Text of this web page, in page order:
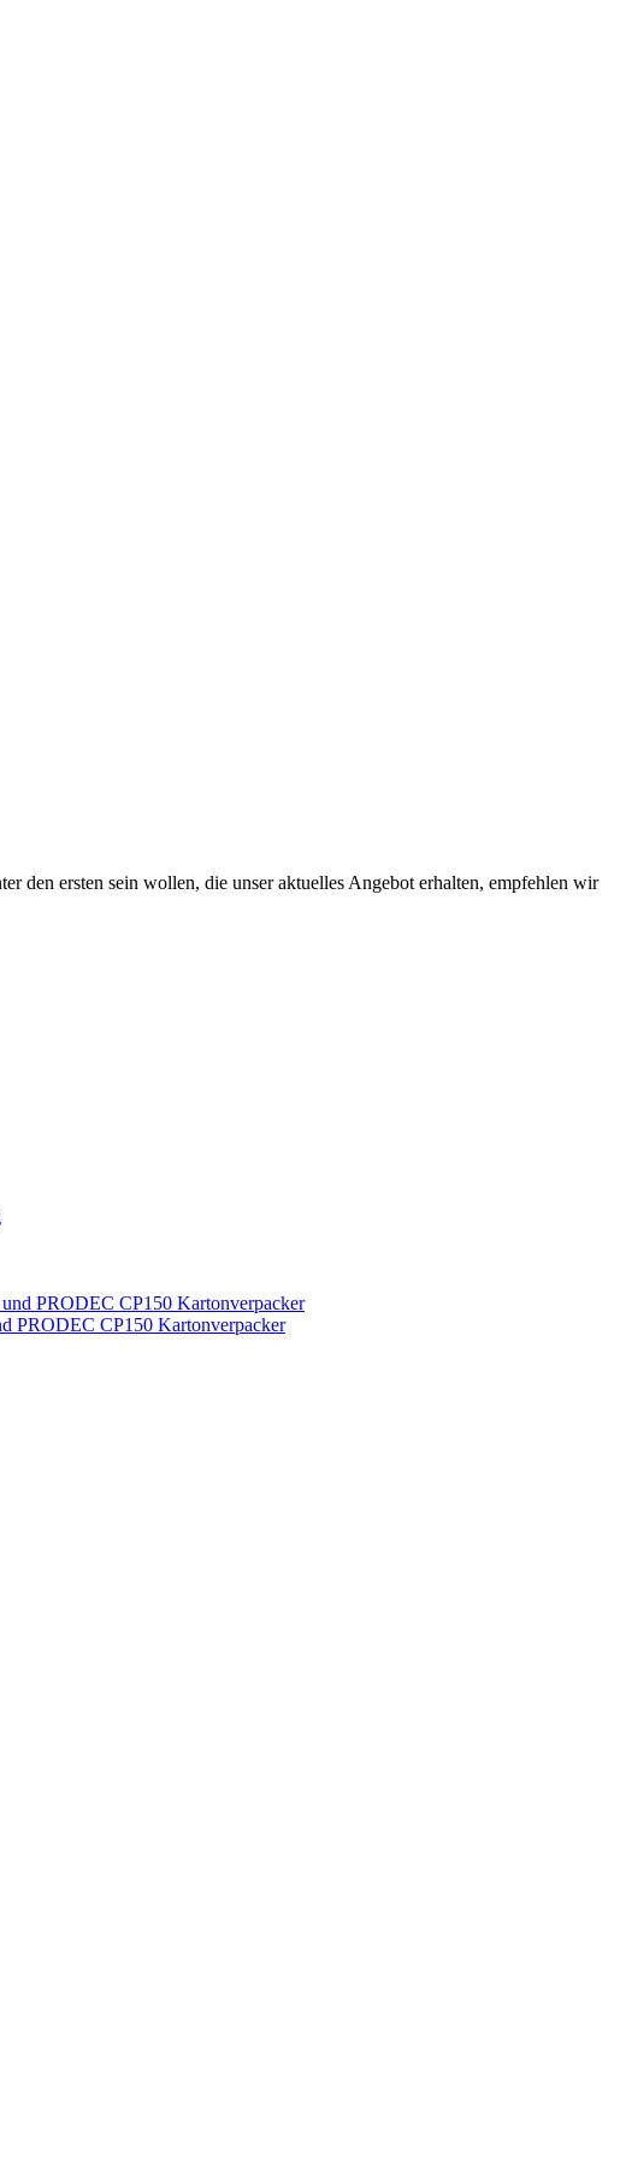
den ersten sein wollen, die unser aktuelles Angebot erhalten, empfehlen wir
PRODEC CP150 Kartonverpacker